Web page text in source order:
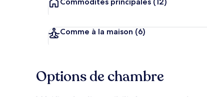
Comme à la maison (6)
Options de chambre